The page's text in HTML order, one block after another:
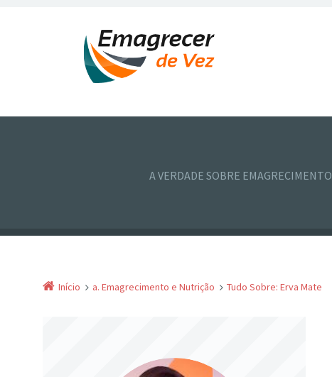
A VERDADE SOBRE EMAGRECIMENTO
Início a. Emagrecimento e Nutrição Tudo Sobre: Erva Mate